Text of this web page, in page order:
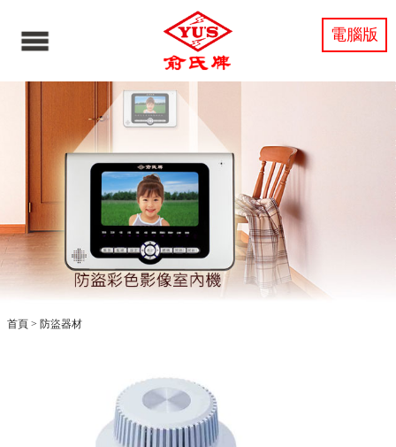
電腦版
首頁 > 防盜器材